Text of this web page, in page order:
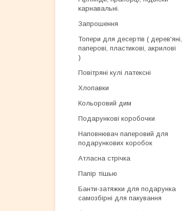
карнавальні.
Запрошення
Топери для десертів ( дерев'яні,
паперові, пластикові, акрилові
)
Повітряні кулі латексні
Хлопавки
Кольоровий дим
Подарункові коробочки
Наповнювач паперовий для
подарункових коробок
Атласна стрічка
Папір тішью
Банти-затяжки для подарунка
самозбірні для пакування